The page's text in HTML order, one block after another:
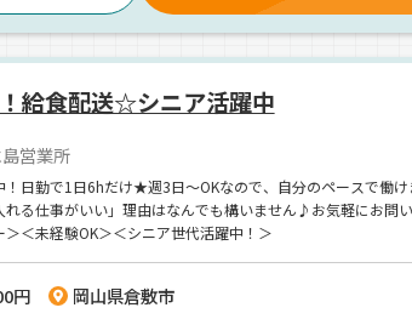
給食配送☆シニア活躍中
営業所
！日勤で1日6hだけ★週3日～OKなので、自分のペースで働
れる仕事がいい」理由はなんでも構いません♪お気軽にお問
＞＜未経験OK＞＜シニア世代活躍中！＞
円 岡山県倉敷市